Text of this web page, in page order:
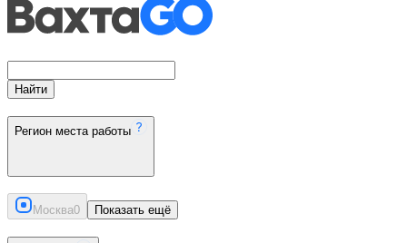
Найти
Регион места работы
Москва0 Показать ещё